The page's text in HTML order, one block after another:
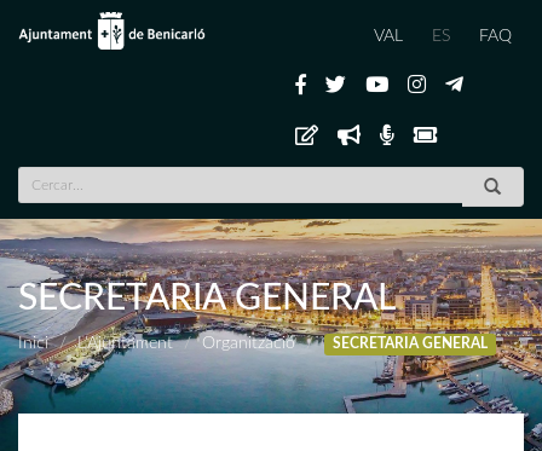
VAL ES FAQ
SECRETARIA GENERAL
Inici L'Ajuntament Organització SECRETARIA GENERAL